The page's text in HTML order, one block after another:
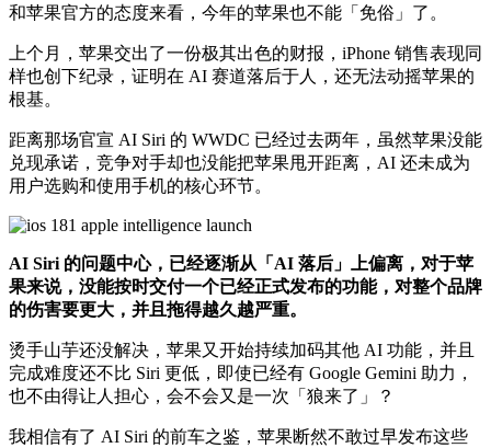
和苹果官方的态度来看，今年的苹果也不能「免俗」了。
上个月，苹果交出了一份极其出色的财报，iPhone 销售表现同
样也创下纪录，证明在 AI 赛道落后于人，还无法动摇苹果的
根基。
距离那场官宣 AI Siri 的 WWDC 已经过去两年，虽然苹果没能
兑现承诺，竞争对手却也没能把苹果甩开距离，AI 还未成为
用户选购和使用手机的核心环节。
AI Siri 的问题中心，已经逐渐从「AI 落后」上偏离，对于苹
果来说，没能按时交付一个已经正式发布的功能，对整个品牌
的伤害要更大，并且拖得越久越严重。
烫手山芋还没解决，苹果又开始持续加码其他 AI 功能，并且
完成难度还不比 Siri 更低，即使已经有 Google Gemini 助力，
也不由得让人担心，会不会又是一次「狼来了」？
我相信有了 AI Siri 的前车之鉴，苹果断然不敢过早发布这些